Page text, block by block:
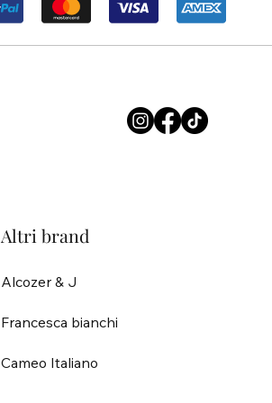
Altri brand
Alcozer & J
Francesca bianchi
Cameo Italiano